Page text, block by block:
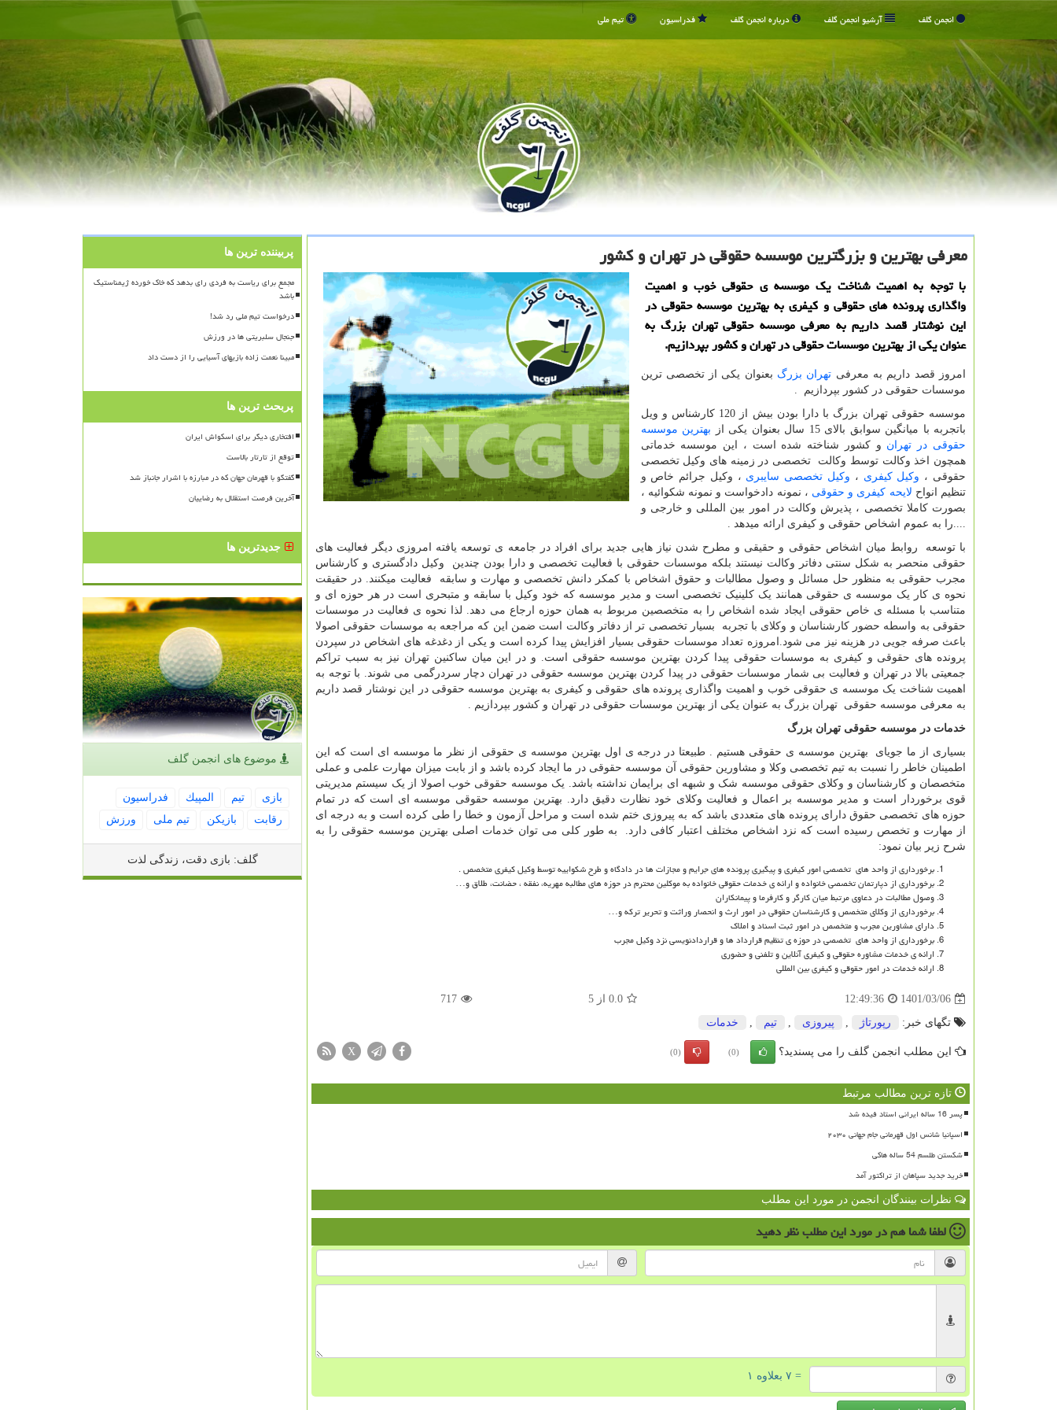
انجمن گلف آرشیو انجمن گلف درباره انجمن گلف فدراسیون تیم ملی
معرفی بهترین و بزرگترین موسسه حقوقی در تهران و کشور
با توجه به اهمیت شناخت یک موسسه ی حقوقی خوب و اهمیت
واگذاری پرونده های حقوقی و کیفری به بهترین موسسه حقوقی در
این نوشتار قصد داریم به معرفی موسسه حقوقی تهران بزرگ به
عنوان یکی از بهترین موسسات حقوقی در تهران و کشور بپردازیم.
امروز قصد داریم به معرفی تهران بزرگ بعنوان یکی از تخصصی ترین
موسسات حقوقی در کشور بپردازیم .
موسسه حقوقی تهران بزرگ با دارا بودن بیش از 120 کارشناس و ویل
باتجربه با میانگین سوابق بالای 15 سال بعنوان یکی از
بهترین موسسه
حقوقی در تهران و کشور شناخته شده است ، این موسسه خدماتی
همچون اخذ وکالت توسط وکالت تخصصی در زمینه های وکیل تخصصی
حقوقی ، وکیل کیفری ، وکیل تخصصی سایبری ، وکیل جرائم خاص و
تنظیم انواح لایحه کیفری و حقوقی ، نمونه دادخواست و نمونه شکوائیه ،
بصورت کاملا تخصصی ، پذیرش وکالت در امور بین المللی و خارجی و
....را به عموم اشخاص حقوقی و کیفری ارائه میدهد .
با توسعه روابط میان اشخاص حقوقی و حقیقی و مطرح شدن نیاز هایی جدید برای افراد در جامعه ی توسعه یافته امروزی دیگر فعالیت های
حقوقی منحصر به شکل سنتی دفاتر وکالت نیستند بلکه موسسات حقوقی با فعالیت تخصصی و دارا بودن چندین وکیل دادگستری و کارشناس
مجرب حقوقی به منظور حل مسائل و وصول مطالبات و حقوق اشخاص با کمکر دانش تخصصی و مهارت و سابقه فعالیت میکنند. در حقیقت
نحوه ی کار یک موسسه ی حقوقی همانند یک کلینیک تخصصی است و مدیر موسسه که خود وکیل با سابقه و متبحری است در هر حوزه ای و
متناسب با مسئله ی خاص حقوقی ایجاد شده اشخاص را به متخصصین مربوط به همان حوزه ارجاع می دهد. لذا نحوه ی فعالیت در موسسات
حقوقی به واسطه حضور کارشناسان و وکلای با تجربه بسیار تخصصی تر از دفاتر وکالت است ضمن این که مراجعه به موسسات حقوقی اصولا
باعث صرفه جویی در هزینه نیز می شود.امروزه تعداد موسسات حقوقی بسیار افزایش پیدا کرده است و یکی از دغدغه های اشخاص در سپردن
پرونده های حقوقی و کیفری به موسسات حقوقی پیدا کردن بهترین موسسه حقوقی است. و در این میان ساکنین تهران نیز به سبب تراکم
جمعیتی بالا در تهران و فعالیت بی شمار موسسات حقوقی در پیدا کردن بهترین موسسه حقوقی در تهران دچار سردرگمی می شوند. با توجه به
اهمیت شناخت یک موسسه ی حقوقی خوب و اهمیت واگذاری پرونده های حقوقی و کیفری به بهترین موسسه حقوقی در این نوشتار قصد داریم
به معرفی موسسه حقوقی تهران بزرگ به عنوان یکی از بهترین موسسات حقوقی در تهران و کشور بپردازیم .
خدمات در موسسه حقوقی تهران بزرگ
بسیاری از ما جویای بهترین موسسه ی حقوقی هستیم . طبیعتا در درجه ی اول بهترین موسسه ی حقوقی از نظر ما موسسه ای است که این
اطمینان خاطر را نسبت به تیم تخصصی وکلا و مشاورین حقوقی آن موسسه حقوقی در ما ایجاد کرده باشد و از بابت میزان مهارت علمی و عملی
متخصصان و کارشناسان و وکلای حقوقی موسسه شک و شبهه ای برایمان نداشته باشد. یک موسسه حقوقی خوب اصولا از یک سیستم مدیریتی
قوی برخوردار است و مدیر موسسه بر اعمال و فعالیت وکلای خود نظارت دقیق دارد. بهترین موسسه حقوقی موسسه ای است که در تمام
حوزه های تخصصی حقوق دارای پرونده های متعددی باشد که به پیروزی ختم شده است و مراحل آزمون و خطا را طی کرده است و به درجه ای
از مهارت و تخصص رسیده است که نزد اشخاص مختلف اعتبار کافی دارد. به طور کلی می توان خدمات اصلی بهترین موسسه حقوقی را به
شرح زیر بیان نمود:
برخورداری از واحد های تخصصی امور کیفری و پیگیری پرونده های جرایم و مجازات ها در دادگاه و طرح شکواییه توسط وکیل کیفری متخصص .
برخورداری از دپارتمان تخصصی خانواده و ارائه ی خدمات حقوقی خانواده به موکلین محترم در حوزه های مطالبه مهریه، نفقه ، حضانت، طلاق و…
وصول مطالبات در دعاوی مرتبط میان کارگر و کارفرما و پیمانکاران
برخورداری از وکلای متخصص و کارشناسان حقوقی در امور ارث و انحصار وراثت و تحریر ترکه و…
دارای مشاورین مجرب و متخصص در امور ثبت اسناد و املاک
برخورداری از واحد های تخصصی در حوزه ی تنظیم قرارداد ها و قراردادنویسی نزد وکیل مجرب
ارائه ی خدمات مشاوره حقوقی و کیفری آنلاین و تلفنی و حضوری
ارائه خدمات در امور حقوقی و کیفری بین المللی
1401/03/06
12:49:36
0.0 از5
717
تگهای خبر: رپورتاژ , پیروزی , تیم , خدمات
این مطلب انجمن گلف را می پسندید؟ (0)
(0)
X
تازه ترین مطالب مرتبط
پسر 16 ساله ایرانی استاد فیده شد
اسپانیا شانس اول قهرمانی جام جهانی ۲۰۳۰
شکستن طلسم 54 ساله هاکی
خرید جدید سپاهان از تراکتور آمد
نظرات بینندگان انجمن در مورد این مطلب
لطفا شما همدر مورد این مطلبنظر دهید
= ۷ بعلاوه ۱
پربیننده ترین ها
مجمع برای ریاست به فردی رای بدهد که خاک خورده ژیمناستیک
باشد
درخواست تیم ملی رد شد!
جنجال سلبریتی ها در ورزش
مبینا نعمت زاده بازیهای آسیایی را از دست داد
پربحث ترین ها
افتخاری دیگر برای اسکواش ایران
توقع از تارتار بالاست
گفتگو با قهرمان جهان که در مبارزه با اشرار جانباز شد
آخرین فرصت استقلال به رضاییان
جدیدترین ها
موضوع های انجمن گلف
بازی تیم المپیك
فدراسیون
رقابت
بازیكن تیم ملی ورزش
گلف: بازی دقت، زندگی لذت